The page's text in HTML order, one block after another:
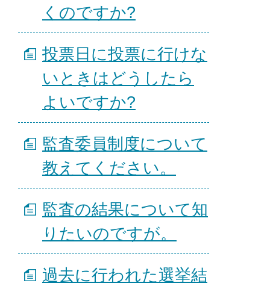
くのですか?
投票日に投票に行けな
いときはどうしたら
よいですか?
監査委員制度について
教えてください。
監査の結果について知
りたいのですが。
過去に行われた選挙結